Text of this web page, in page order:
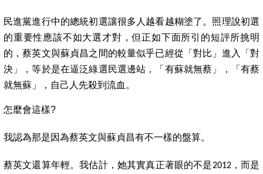
民進黨進行中的總統初選讓很多人越看越糊塗了。照理說初選
的重要性應該不如大選才對，但正如下面所引的短評所挑明
的，蔡英文與蘇貞昌之間的較量似乎已經從「對比」進入「對
決」，等於是在逼泛綠選民選邊站，「有蘇就無蔡」，「有蔡
就無蘇」， 自己人先殺到流血 。
怎麼會這樣?
我認為那是因為蔡英文與蘇貞昌有不一樣的盤算。
蔡英文還算年輕。我估計， 她其實真正著眼的不是2012， 而是